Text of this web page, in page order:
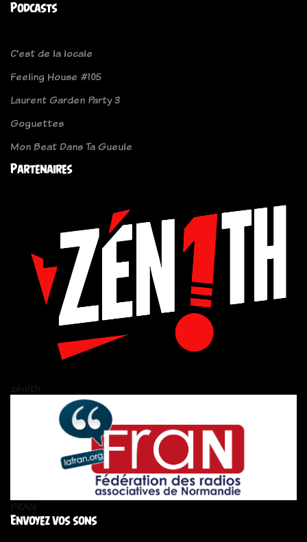
Podcasts
C'est de la locale
Feeling House #105
Laurent Garden Party 3
Goguettes
Mon Beat Dans Ta Gueule
Partenaires
Envoyez vos sons